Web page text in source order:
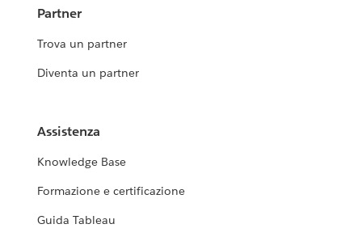
Partner
Trova un partner
Diventa un partner
Assistenza
Knowledge Base
Formazione e certificazione
Guida Tableau